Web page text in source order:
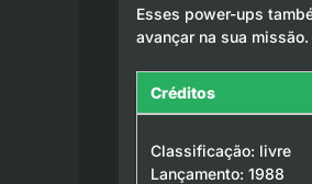
Esses power-ups
avançar na sua missão.
Créditos
Classificação: livre
Lançamento: 1988